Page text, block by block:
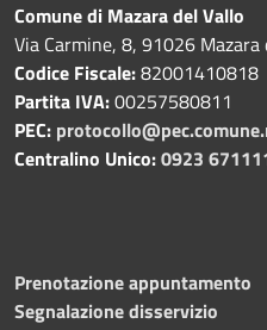
Comune di Mazara del Vallo
Via Carmine, 8, 91026 Mazara
Codice Fiscale:82001410818
Partita IVA:00257580811
PEC:
Centralino Unico:0923
Prenotazione appuntamento
Segnalazione disservizio